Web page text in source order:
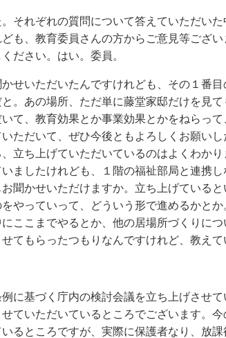
それぞれの質問について答えていただい
も、教育委員さんの方からご意見等ござ
ださい。はい。委員。
せいただいたんですけれども、その１番
。あの場所、ただ単に藤堂家邸だけを見
て、教育効果とか事業効果とかをねらっ
ただいて、ぜひ今後ともよろしくお願い
立ち上げていただいているのはよくわか
ましたけれども、１階の福祉部局と連携
聞かせいただけますか。立ち上げている
やっていって、どういう形で進めるかと
ここまでやるとか、他の居場所づくりに
てもらったつもりなんですけれど、教えて
に基づく庁内の検討会議を立ち上げさせ
ていただいているところでございます。
るところですが、実際に保護者なり、放